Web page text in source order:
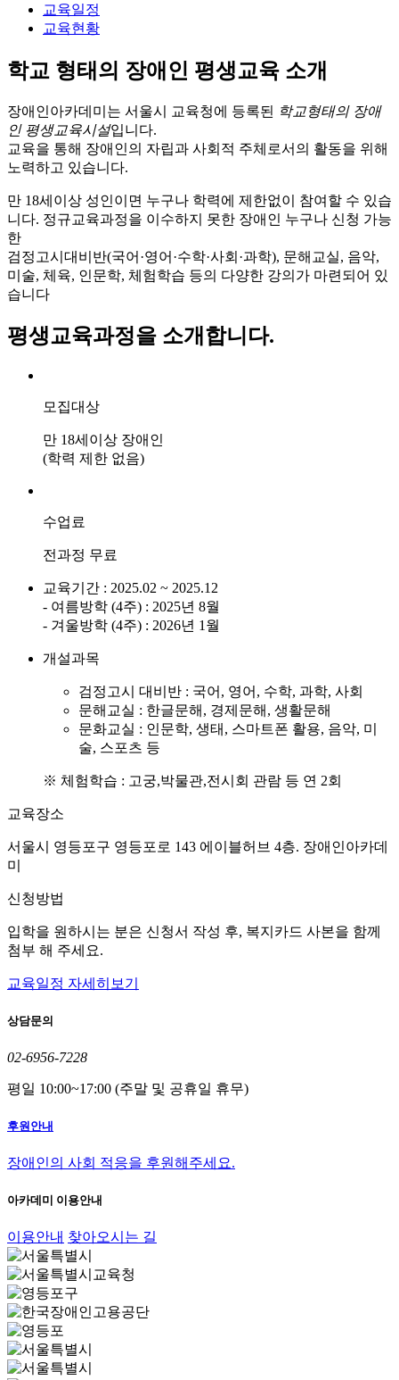
교육일정
교육현황
학교 형태의 장애인 평생교육 소개
장애인아카데미는 서울시 교육청에 등록된
학교형태의 장애
인 평생교육시설입니다.
교육을 통해 장애인의 자립과 사회적 주체로서의 활동을 위해
노력하고 있습니다.
만 18세이상 성인이면 누구나 학력에 제한없이 참여할 수 있습
니다. 정규교육과정을 이수하지 못한 장애인 누구나 신청 가능
한
검정고시대비반(국어·영어·수학·사회·과학), 문해교실, 음악,
미술, 체육, 인문학, 체험학습 등의 다양한 강의가 마련되어 있
습니다
평생교육과정을 소개합니다.
모집대상
만 18세이상 장애인
(학력 제한 없음)
수업료
전과정 무료
교육기간 : 2025.02 ~ 2025.12
- 여름방학 (4주) : 2025년 8월
- 겨울방학 (4주) : 2026년 1월
개설과목
검정고시 대비반 : 국어, 영어, 수학, 과학, 사회
문해교실 : 한글문해, 경제문해, 생활문해
문화교실 : 인문학, 생태, 스마트폰 활용, 음악, 미
술, 스포츠 등
※ 체험학습 : 고궁,박물관,전시회 관람 등 연 2회
교육장소
서울시 영등포구 영등포로 143 에이블허브 4층. 장애인아카데
미
신청방법
입학을 원하시는 분은 신청서 작성 후, 복지카드 사본을 함께
첨부 해 주세요.
교육일정 자세히보기
상담문의
02-6956-7228
평일 10:00~17:00 (주말 및 공휴일 휴무)
후원안내
장애인의 사회 적응을 후원해주세요.
아카데미 이용안내
이용안내 찾아오시는 길